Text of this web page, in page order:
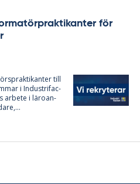
för
till
i In­du­stri­fac­
ar­bete i läro­an­